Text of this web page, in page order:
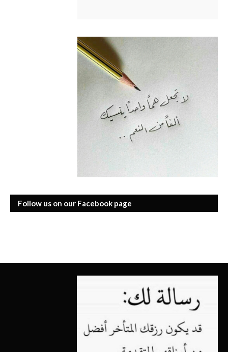
Follow us on our Facebook page